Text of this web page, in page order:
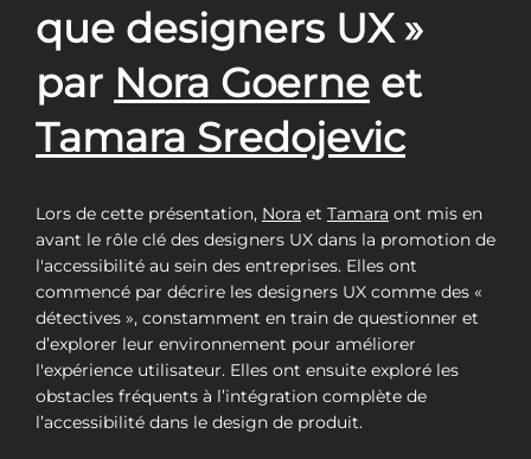
que designers UX »
par Nora Goerne et
Tamara Sredojevic
Lors de cette présentation, Nora et Tamara ont mis en
avant le rôle clé des designers UX dans la promotion de
l'accessibilité au sein des entreprises. Elles ont
commencé par décrire les designers UX comme des «
détectives », constamment en train de questionner et
d’explorer leur environnement pour améliorer
l'expérience utilisateur. Elles ont ensuite exploré les
obstacles fréquents à l’intégration complète de
l’accessibilité dans le design de produit.